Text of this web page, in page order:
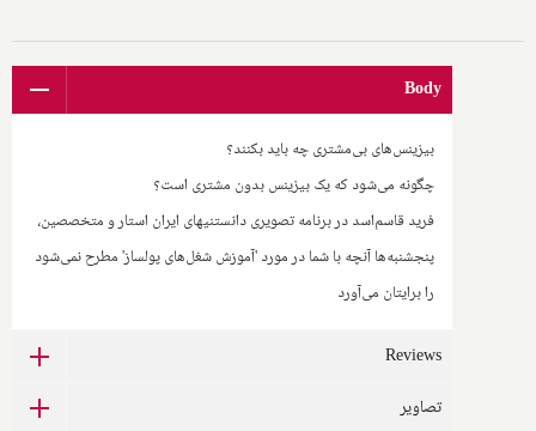
Body
بیزینس‌های بی‌مشتری چه باید بکنند؟
چگونه می‌شود که یک بیزینس بدون مشتری است؟
فرید قاسم‌اسد در برنامه تصویری دانستنیهای ایران استار و متخصصین،
پنجشنبه‌ها آنچه با شما در مورد 'آموزش شغل‌های پولساز' مطرح نمی‌شود
را برایتان می‌آورد
Reviews
تصاویر